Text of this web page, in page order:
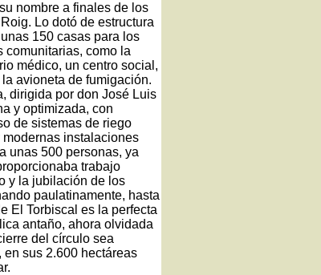
nombre a finales de los
Lo dotó de estructura
150 casas para los
comunitarias, como la
médico, un centro social,
avioneta de fumigación.
dirigida por don José Luis
y optimizada, con
de sistemas de riego
instalaciones
unas 500 personas, ya
trabajo
y la jubilación de los
paulatinamente, hasta
El Torbiscal es la perfecta
antaño, ahora olvidada
del círculo sea
sus 2.600 hectáreas